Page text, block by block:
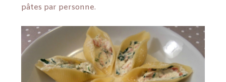
pâtes par personne.